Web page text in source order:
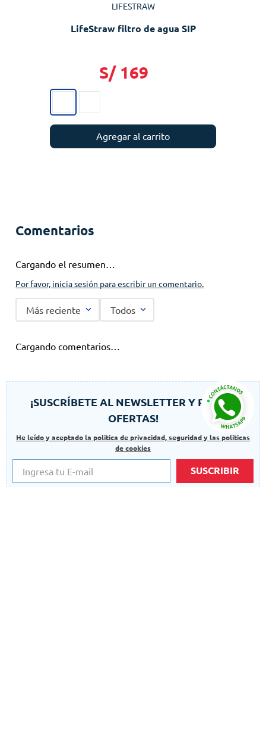
LIFESTRAW
LifeStraw filtro de agua SIP
S/ 169
Agregar al carrito
Comentarios
Cargando el resumen…
Por favor, inicia sesión para escribir un comentario.
Más reciente Todos
Cargando comentarios…
¡SUSCRÍBETE AL NEWSLETTER Y RECIBE
OFERTAS!
He leído y aceptado la politica de privacidad, seguridad y las politicas
de cookies
SUSCRIBIR